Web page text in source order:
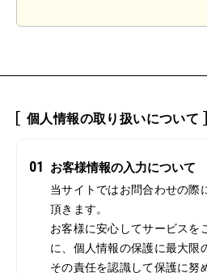
個人情報の取り扱いについて
01 お客様情報の入力について
当サイトではお問合わせの際
頂きます。
お客様に安心してサービスを
に、個人情報の保護に最大限
その責任を認識して保護に努